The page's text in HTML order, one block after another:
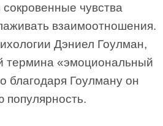
чувства
взаимоотношения.
Дэниел Гоулман,
термина «эмоциональный
благодаря Гоулману он
популярность.